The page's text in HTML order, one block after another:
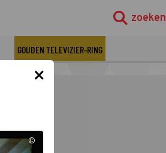
zoeken
GOUDEN TELEVIZIER-RING
×
©